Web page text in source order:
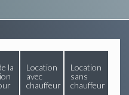
la
Location
avec
chauffeur
Location
sans
chauffeur